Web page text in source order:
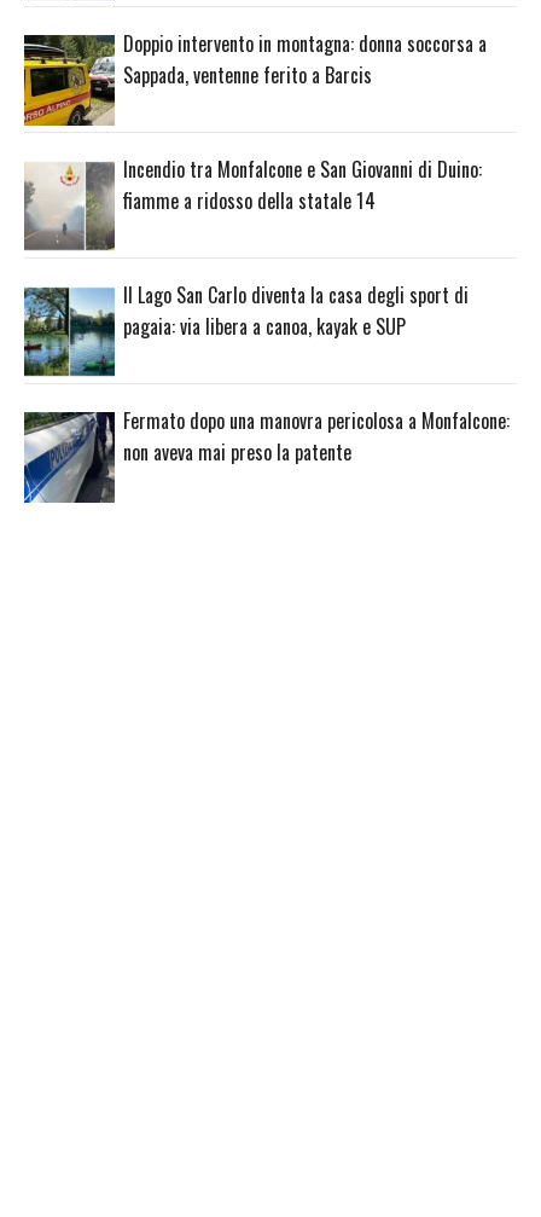
Doppio intervento in montagna: donna soccorsa a
Sappada, ventenne ferito a Barcis
Incendio tra Monfalcone e San Giovanni di Duino:
fiamme a ridosso della statale 14
Il Lago San Carlo diventa la casa degli sport di
pagaia: via libera a canoa, kayak e SUP
Fermato dopo una manovra pericolosa a Monfalcone:
non aveva mai preso la patente